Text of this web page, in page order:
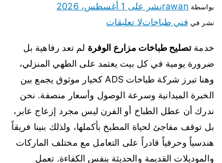
بواسطة rawanنشر على 1 أغسطس، 2026
نشر في فني طباخاتلا تعليقات
خدمةتصليح طباخات مزارع الوفرة لم تعد رفاهية بل
ضرورة يومية في كل بيت يعتمد على الطهي المنزلي،
وهنا تبرز شركة طباخات ADS كخيار موثوق يجمع بين
الخبرة الميدانية وسرعة الوصول وأسعار منصفة. نحن
ندرك أن عطل الطباخ أو الفرن ليس مجرد إزعاج عابر،
بل توقف مفاجئ لحياة المطبخ بأكملها، ولذلك بنينا فريقاً
هندسياً وحرفياً قادراً على التعامل مع مختلف الماركات
والموديلات القديمة والحديثة بنفس الكفاءة. تعمل